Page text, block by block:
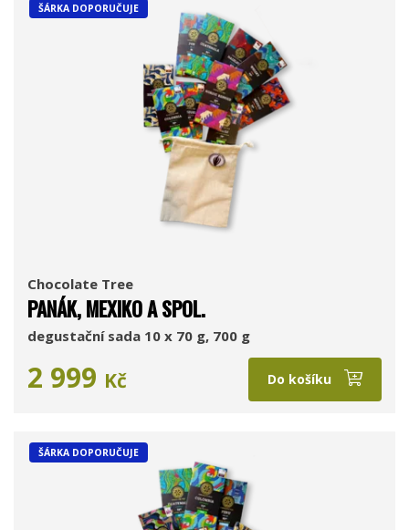
ŠÁRKA DOPORUČUJE
Chocolate Tree
PANÁK, MEXIKO A SPOL.
degustační sada 10 x 70 g, 700 g
2 999 Kč Do košíku
ŠÁRKA DOPORUČUJE